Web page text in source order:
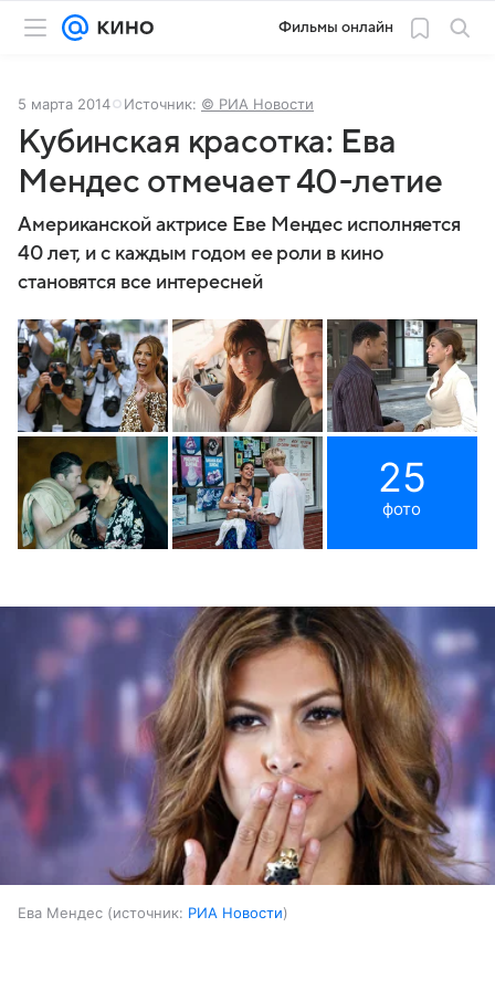
Фильмы онлайн
5 марта 2014 Источник: © РИА Новости
Кубинская красотка: Ева
Мендес отмечает 40-летие
Американской актрисе Еве Мендес исполняется
40 лет, и с каждым годом ее роли в кино
становятся все интересней
25
фото
Ева Мендес источник: РИА Новости